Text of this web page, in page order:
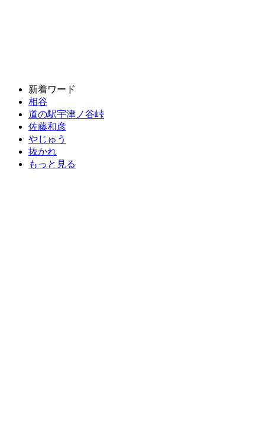
新着ワード
相谷
道の駅宇津ノ谷峠
佐藤和彦
やじゅう
抜かれ
もっと見る